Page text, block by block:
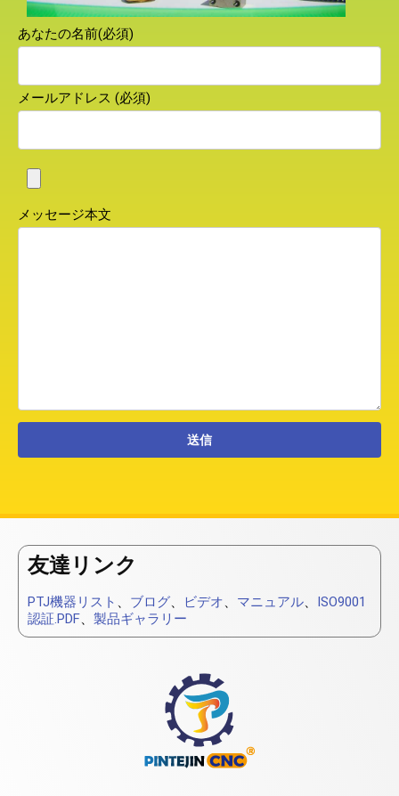
あなたの名前(必須)
メールアドレス (必須)
メッセージ本文
友達リンク
PTJ機器リスト 、 ブログ、 ビデオ、 マニュアル、 ISO9001
認証.PDF、 製品ギャラリー